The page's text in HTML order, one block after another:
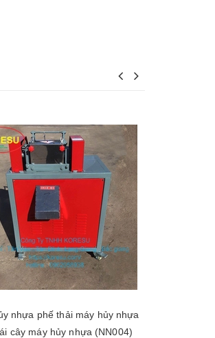
nhựa phế thải máy hủy nhựa
cây máy hủy nhựa (NN004)